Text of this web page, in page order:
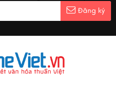
Đăng ký